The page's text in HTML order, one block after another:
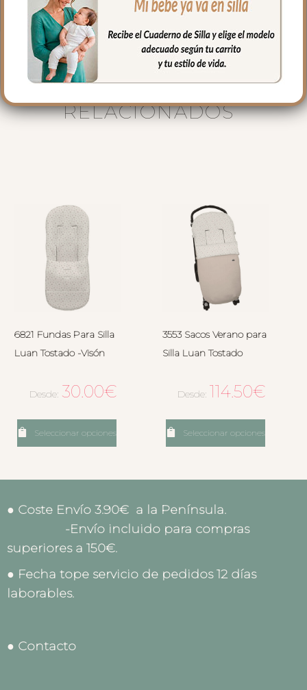
RELACIONADOS
6821 Fundas Para Silla
Luan Tostado -Visón
Desde: 30.00€
Seleccionar opciones
3553 Sacos Verano para
Silla Luan Tostado
Desde: 114.50€
Seleccionar opciones
● Coste Envío 3.90€ a la Península.
-Envío incluido para compras
superiores a 150€.
● Fecha tope servicio de pedidos 12 días
laborables.
● Contacto